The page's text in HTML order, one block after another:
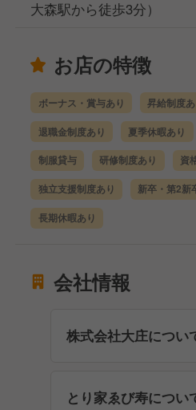
大森駅から徒歩3分）
お店の特徴
ボーナス・賞与あり 昇給制度あ
退職金制度あり 夏季休暇あり
制服貸与 研修制度あり 資
独立支援制度あり 新卒・第2新
長期休暇あり
会社情報
株式会社大庄につい
とり家ゑび寿につい